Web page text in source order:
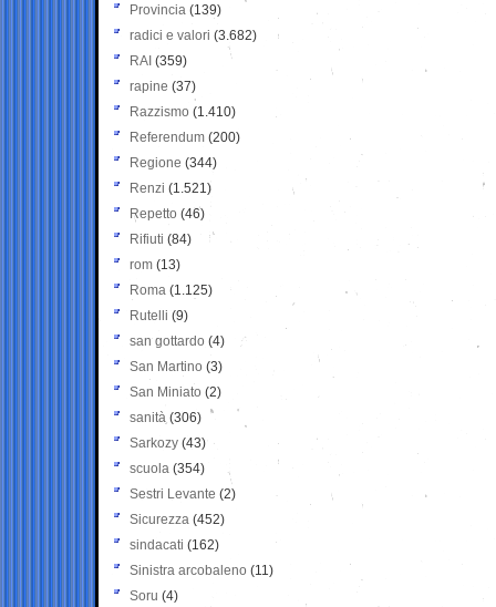
Provincia (139)
radici e valori (3.682)
RAI (359)
rapine (37)
Razzismo (1.410)
Referendum (200)
Regione (344)
Renzi (1.521)
Repetto (46)
Rifiuti (84)
rom (13)
Roma (1.125)
Rutelli (9)
san gottardo (4)
San Martino (3)
San Miniato (2)
sanità (306)
Sarkozy (43)
scuola (354)
Sestri Levante (2)
Sicurezza (452)
sindacati (162)
Sinistra arcobaleno (11)
Soru (4)